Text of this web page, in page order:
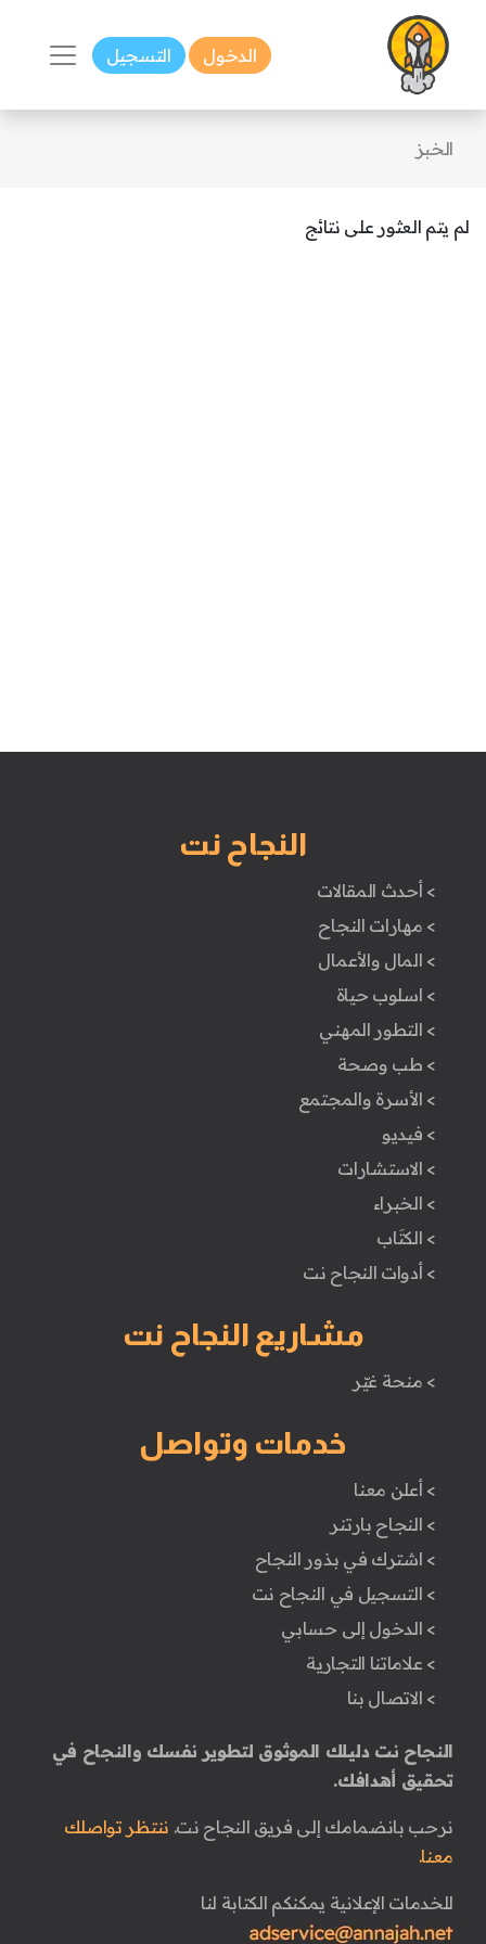
الدخول التسجيل
الخبز
لم يتم العثور على نتائج
النجاح نت
> أحدث المقالات
> مهارات النجاح
> المال والأعمال
> اسلوب حياة
> التطور المهني
> طب وصحة
> الأسرة والمجتمع
> فيديو
> الاستشارات
> الخبراء
> الكتَاب
> أدوات النجاح نت
مشاريع النجاح نت
> منحة غيّر
خدمات وتواصل
> أعلن معنا
> النجاح بارتنر
> اشترك في بذور النجاح
> التسجيل في النجاح نت
> الدخول إلى حسابي
> علاماتنا التجارية
> الاتصال بنا
النجاح نت دليلك الموثوق لتطوير نفسك والنجاح في
تحقيق أهدافك.
نرحب بانضمامك إلى فريق النجاح نت. ننتظر تواصلك
معنا.
للخدمات الإعلانية يمكنكم الكتابة لنا